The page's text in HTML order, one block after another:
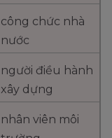
công chức nhà
nước
người điều hành
xây dựng
nhân viên môi